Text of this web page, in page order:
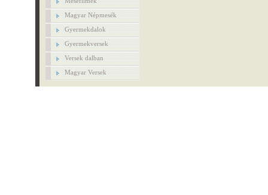
Magyar Népmesék
Gyermekdalok
Gyermekversek
Versek dalban
Magyar Versek